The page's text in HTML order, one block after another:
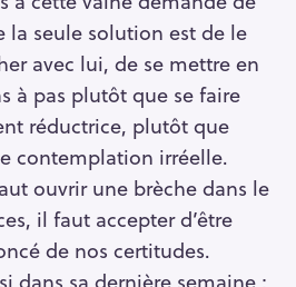
la seule solution est de le
avec lui, de se mettre en
à pas plutôt que se faire
réductrice, plutôt que
contemplation irréelle.
ouvrir une brèche dans le
il faut accepter d’être
de nos certitudes.
dans sa dernière semaine ;